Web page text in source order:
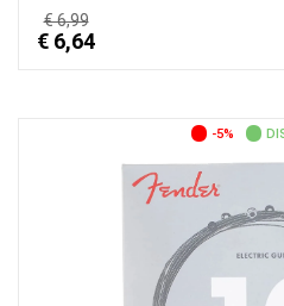
€ 6,99
€ 6,64
-5%